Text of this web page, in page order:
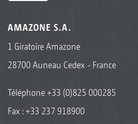
AMAZONE S.A.
1 Giratoire Amazone
28700 Auneau Cedex - France
Téléphone+33 (0)825 000285
Fax : +33 237 918900